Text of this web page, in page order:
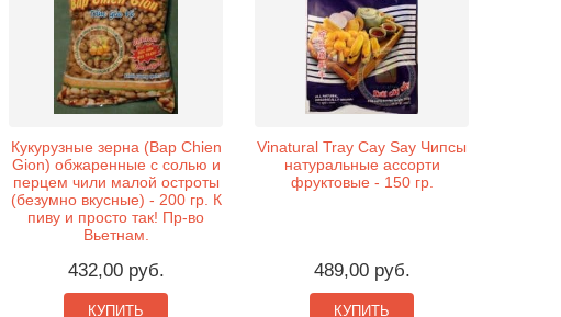
Кукурузные зерна (Bap Chien
Gion) обжаренные с солью и
перцем чили малой остроты
(безумно вкусные) - 200 гр. К
пиву и просто так! Пр-во
Вьетнам.
432,00 руб.
КУПИТЬ
Vinatural Tray Cay Say Чипсы
натуральные ассорти
фруктовые - 150 гр.
489,00 руб.
КУПИТЬ